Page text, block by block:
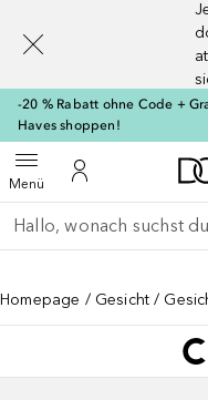
-20 % Rabatt ohne Code +
Haves shoppen!
MenüMenü öffnenZu Meinem
Gehe zurück
Suche ausführen
Homepage Gesicht